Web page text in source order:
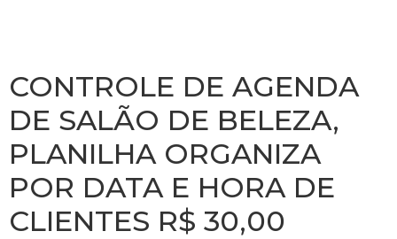
CONTROLE DE AGENDA
DE SALÃO DE BELEZA,
PLANILHA ORGANIZA
POR DATA E HORA DE
CLIENTES R$ 30,00